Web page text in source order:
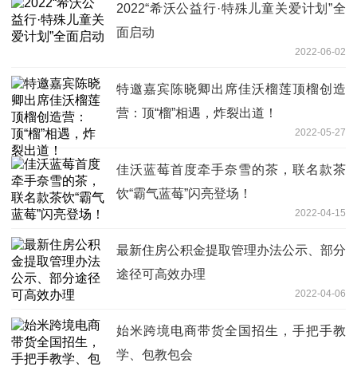
2022“希沃公益行·特殊儿童关爱计划”全
面启动
2022-06-02
特邀嘉宾陈晓卿出席佳沃榴莲顶榴创造
营：顶“榴”相遇，炸裂出道！
2022-05-27
佳沃蓝莓首度牵手奈雪的茶，联名款茶
饮“霸气蓝莓”闪亮登场！
2022-04-15
最新住房公积金提取管理办法公示、部分
途径可高效办理
2022-04-06
始米跨境电商带货全国招生，手把手教
学、包教包会